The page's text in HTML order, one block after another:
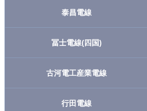
泰昌電線
冨士電線(四国)
古河電工産業電線
行田電線